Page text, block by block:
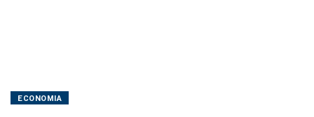
ECONOMIA